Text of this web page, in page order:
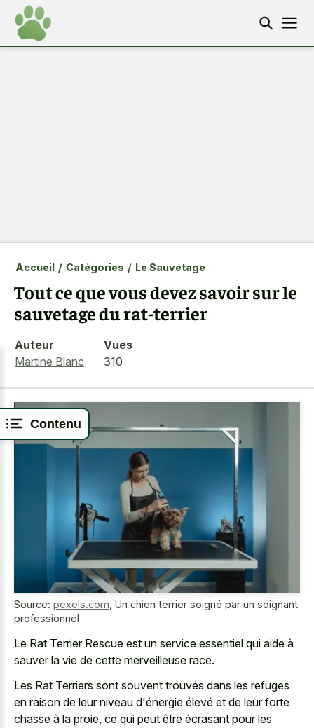
Contenu
Accueil / Catégories / Le Sauvetage
Tout ce que vous devez savoir sur le
sauvetage du rat-terrier
Auteur
Martine Blanc
Vues
310
Source: pexels.com Un chien terrier soigné par un soignant
professionnel
Le Rat Terrier Rescue est un service essentiel qui aide à
sauver la vie de cette merveilleuse race.
Les Rat Terriers sont souvent trouvés dans les refuges
en raison de leur niveau d'énergie élevé et de leur forte
chasse à la proie, ce qui peut être écrasant pour les